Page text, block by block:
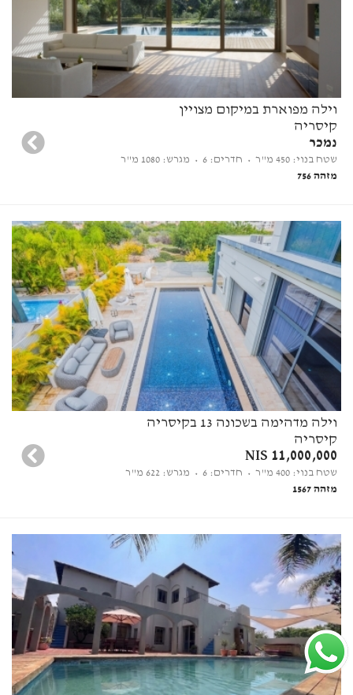
וילה מפוארת במיקום מצויין
קיסריה
נמכר
שטח בנוי: 450 מ"ר • חדרים: 6
• מגרש: 1080 מ"ר
מזהה 756
וילה מדהימה בשכונה 13 בקיסריה
קיסריה
11,000,000 NIS
שטח בנוי: 400 מ"ר • חדרים: 6
• מגרש: 622 מ"ר
מזהה 1567